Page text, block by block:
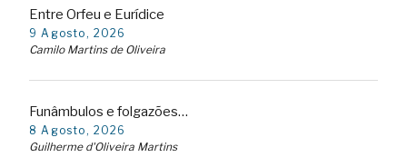
Entre Orfeu e Eurídice
9 Agosto, 2026
Camilo Martins de Oliveira
Funâmbulos e folgazões…
8 Agosto, 2026
Guilherme d'Oliveira Martins